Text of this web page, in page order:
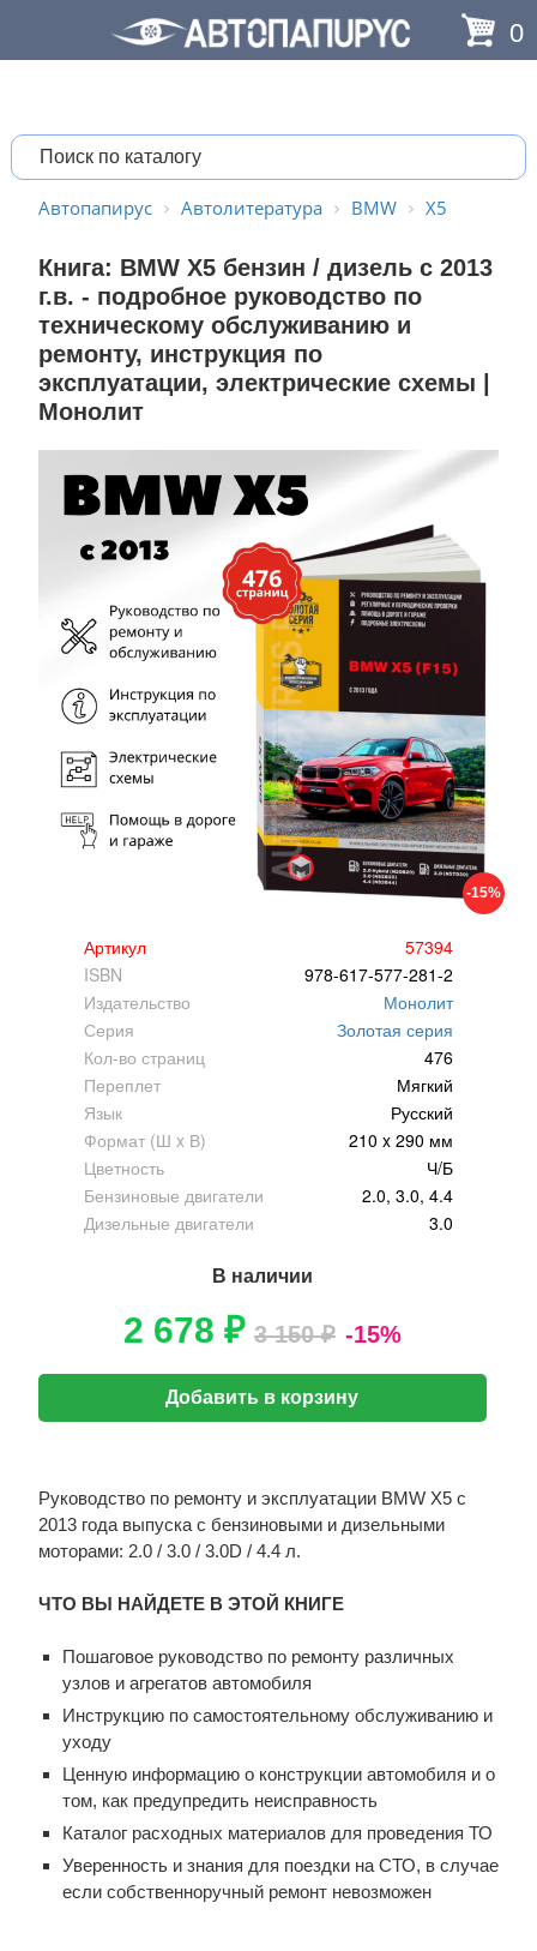
0
Автопапирус Автолитература BMW X5
Книга: BMW X5 бензин / дизель c 2013
г.в. - подробное руководство по
техническому обслуживанию и
ремонту, инструкция по
эксплуатации, электрические схемы |
Монолит
-15%
Артикул
57394
ISBN
978-617-577-281-2
Издательство
Монолит
Серия
Золотая серия
Кол-во страниц
476
Переплет
Мягкий
Язык
Русский
Формат (Ш x В)
210 x 290 мм
Цветность
Ч/Б
Бензиновые двигатели
2.0, 3.0, 4.4
Дизельные двигатели
3.0
В наличии
2 678 ₽ 3 150 ₽ -15%
Добавить в корзину
Руководство по ремонту и эксплуатации BMW X5 с
2013 года выпуска с бензиновыми и дизельными
моторами: 2.0 / 3.0 / 3.0D / 4.4 л.
ЧТО ВЫ НАЙДЕТЕ В ЭТОЙ КНИГЕ
Пошаговое руководство по ремонту различных
узлов и агрегатов автомобиля
Инструкцию по самостоятельному обслуживанию и
уходу
Ценную информацию о конструкции автомобиля и о
том, как предупредить неисправность
Каталог расходных материалов для проведения ТО
Уверенность и знания для поездки на СТО, в случае
если собственноручный ремонт невозможен